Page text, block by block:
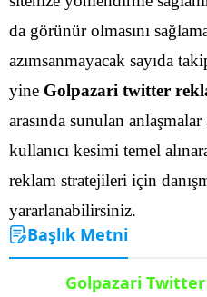
da görünür olmasını
azımsanmayacak sayıda
yine Golpazari twitter
arasında sunulan anlaşmalar
kullanıcı kesimi temel
reklam stratejileri için
yararlanabilirsiniz.
Başlık Metni
Golpazari